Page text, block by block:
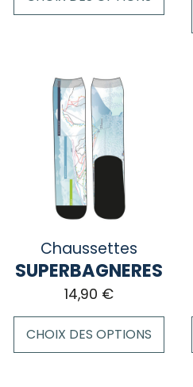
plusieurs
variations.
options
peuvent
choisies
page
Chaussettes
SUPERBAGNERES
14,90 €
CHOIX DES OPTIONS